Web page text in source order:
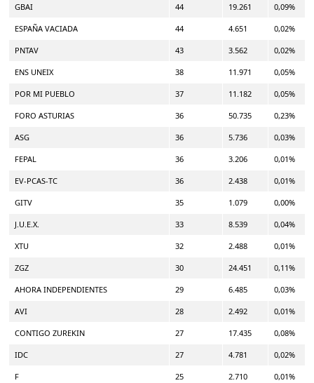
GBAI 44 19.261 0,09%
ESPAÑA VACIADA 44 4.651 0,02%
PNTAV 43 3.562 0,02%
ENS UNEIX 38 11.971 0,05%
POR MI PUEBLO 37 11.182 0,05%
FORO ASTURIAS 36 50.735 0,23%
ASG 36 5.736 0,03%
FEPAL 36 3.206 0,01%
EV-PCAS-TC 36 2.438 0,01%
GITV 35 1.079 0,00%
J.U.E.X. 33 8.539 0,04%
XTU 32 2.488 0,01%
ZGZ 30 24.451 0,11%
AHORA INDEPENDIENTES 29 6.485 0,03%
AVI 28 2.492 0,01%
CONTIGO ZUREKIN 27 17.435 0,08%
IDC 27 4.781 0,02%
F 25 2.710 0,01%